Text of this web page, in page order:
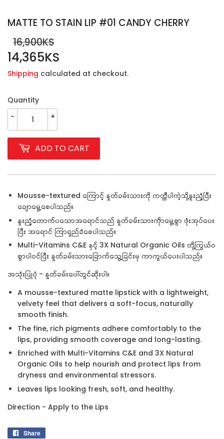
MATTE TO STAIN LIP #01 CANDY CHERRY
16,900KS
14,365KS
PRICE
PRICE
Shipping calculated at checkout.
Quantity
+
-
ADD TO CART
Mousse-textured ကြောင့် နှုတ်ခမ်းသားကို ကတ္တီပါကဲ့သို့နူးညံ့ပြီး
ချောမွေ့စေပါသည်။
နူးညံ့တောက်ပသောအရောင်သည် နှုတ်ခမ်းသားကိုာမွေ့စွာ ဖုံးအုပ်ပေး
ပြီး အရောင် ကြာရှည်ခံစေပါသည်။
Multi-Vitamins C&E နှင့် 3X Natural Organic Oils တို့ကြွယ်ဝ
စွာပါဝင်ပြီး နှုတ်ခမ်းသားခြောက်သွေ့ခြင်းမှ ကာကွယ်ပေးပါသည်။
အသုံးပြုပုံ - နှုတ်ခမ်းပေါ်တွင်ဆိုးပါ။
A mousse-textured matte lipstick with a lightweight,
velvety feel that delivers a soft-focus, naturally
smooth finish.
The fine, rich pigments adhere comfortably to the
lips, providing smooth coverage and long-lasting.
Enriched with Multi-Vitamins C&E and 3X Natural
Organic Oils to help nourish and protect lips from
dryness and environmental stressors.
Leaves lips looking fresh, soft, and healthy.
Direction - Apply to the Lips
Share